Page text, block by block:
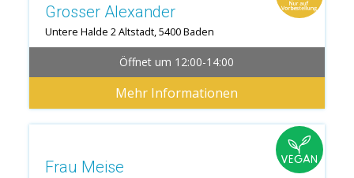
Grosser Alexander
Untere Halde 2 Altstadt, 5400 Baden
Öffnet um 12:00-14:00
Mehr Informationen
Frau Meise